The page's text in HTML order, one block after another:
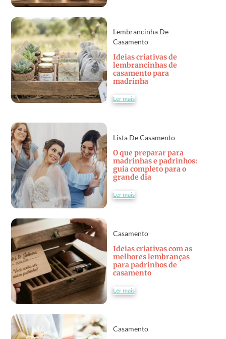
Lembrancinha De
Casamento
Ideias criativas de
lembrancinhas de
casamento para
madrinha
Ler mais
Lista De Casamento
O que preparar para
madrinhas e padrinhos:
guia completo para o
grande dia
Ler mais
Casamento
Ideias criativas com as
melhores lembranças
para padrinhos de
casamento
Ler mais
Casamento